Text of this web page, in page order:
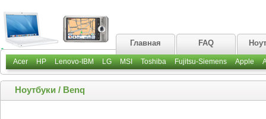
Главная FAQ
Acer HP Lenovo-IBM LG MSI Toshiba Fujitsu-Siemens Apple
Ноутбуки / Benq